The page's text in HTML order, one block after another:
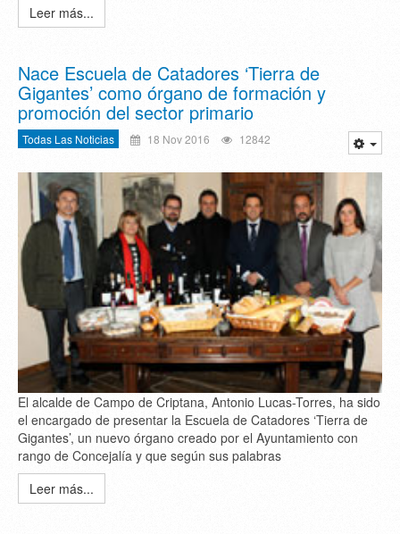
Leer más...
Nace Escuela de Catadores ‘Tierra de
Gigantes’ como órgano de formación y
promoción del sector primario
Todas Las Noticias 18 Nov 2016 12842
El alcalde de Campo de Criptana, Antonio Lucas-Torres, ha sido
el encargado de presentar la Escuela de Catadores ‘Tierra de
Gigantes’, un nuevo órgano creado por el Ayuntamiento con
rango de Concejalía y que según sus palabras
Leer más...